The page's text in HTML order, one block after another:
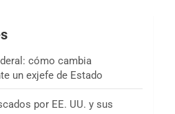
cómo cambia
un exjefe de Estado
por EE. UU. y sus